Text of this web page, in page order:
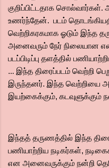
குறிப்பிட்டதாக
உணர்ந்தேன். படம்
வெற்றிகரகமாக ஓடும் இந்த
அனைவரும் நேர் நிலையான
படப்பிடிப்பு தளத்தில்
... இந்த திரைப்படம் வெற்றி
இருந்தனர். இந்த வெற்றியை
இயற்கைக்கும், கடவுளுக்கும்
இந்தத் தருணத்தில் இந்த
பணியாற்றிய நடிகர்கள்,
என அனைவருக்கும் நன்றி